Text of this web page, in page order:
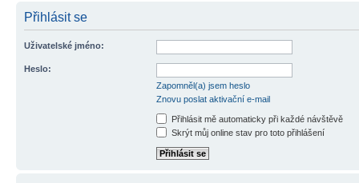
Přihlásit se
Uživatelské jméno:
Heslo:
Zapomněl(a) jsem heslo
Znovu poslat aktivační e-mail
Přihlásit mě automaticky při každé návštěvě
Skrýt můj online stav pro toto přihlášení